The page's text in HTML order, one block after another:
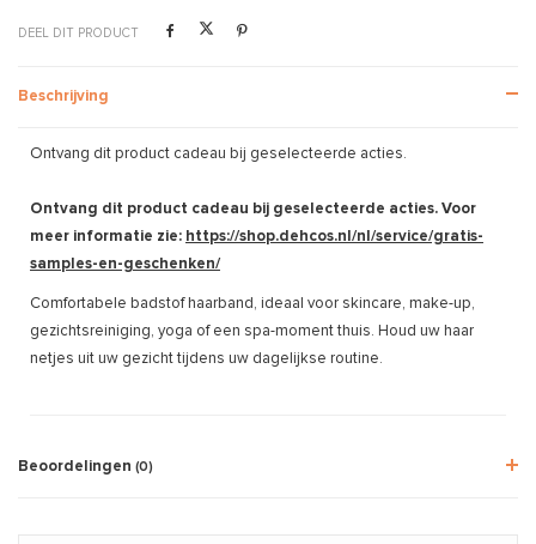
DEEL DIT PRODUCT
Beschrijving
Ontvang dit product cadeau bij geselecteerde acties.
Ontvang dit product cadeau bij geselecteerde acties. Voor
meer informatie zie: https://shop.dehcos.nl/nl/service/gratis-
samples-en-geschenken/
Comfortabele badstof haarband, ideaal voor skincare, make-up,
gezichtsreiniging, yoga of een spa-moment thuis. Houd uw haar
netjes uit uw gezicht tijdens uw dagelijkse routine.
Beoordelingen (0)